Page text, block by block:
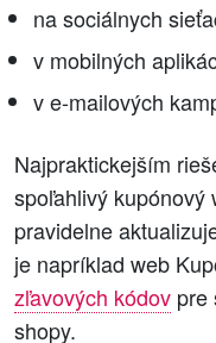
na sociálnych
v mobilných
v e-mailových
Najpraktickejším
spoľahlivý kupónový
pravidelne
je napríklad web
zľavových kódov pre
shopy.